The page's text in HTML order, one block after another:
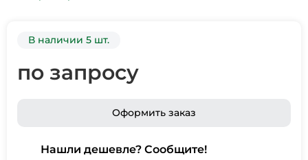
В наличии 5 шт.
по запросу
Оформить заказ
Нашли дешевле? Сообщите!